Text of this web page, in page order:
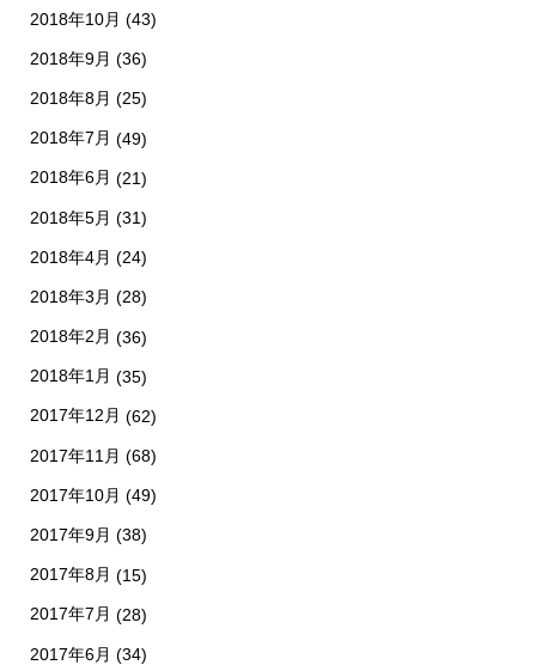
2018年10月 (43)
2018年9月 (36)
2018年8月 (25)
2018年7月 (49)
2018年6月 (21)
2018年5月 (31)
2018年4月 (24)
2018年3月 (28)
2018年2月 (36)
2018年1月 (35)
2017年12月 (62)
2017年11月 (68)
2017年10月 (49)
2017年9月 (38)
2017年8月 (15)
2017年7月 (28)
2017年6月 (34)